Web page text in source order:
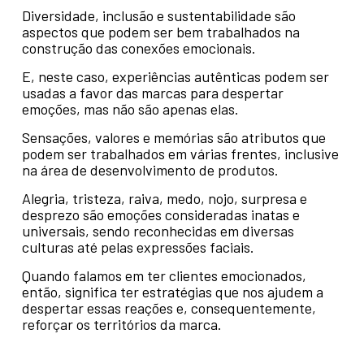
Diversidade, inclusão e sustentabilidade são
aspectos que podem ser bem trabalhados na
construção das conexões emocionais.
E, neste caso, experiências autênticas podem ser
usadas a favor das marcas para despertar
emoções, mas não são apenas elas.
Sensações, valores e memórias são atributos que
podem ser trabalhados em várias frentes, inclusive
na área de desenvolvimento de produtos.
Alegria, tristeza, raiva, medo, nojo, surpresa e
desprezo são emoções consideradas inatas e
universais, sendo reconhecidas em diversas
culturas até pelas expressões faciais.
Quando falamos em ter clientes emocionados,
então, significa ter estratégias que nos ajudem a
despertar essas reações e, consequentemente,
reforçar os territórios da marca.